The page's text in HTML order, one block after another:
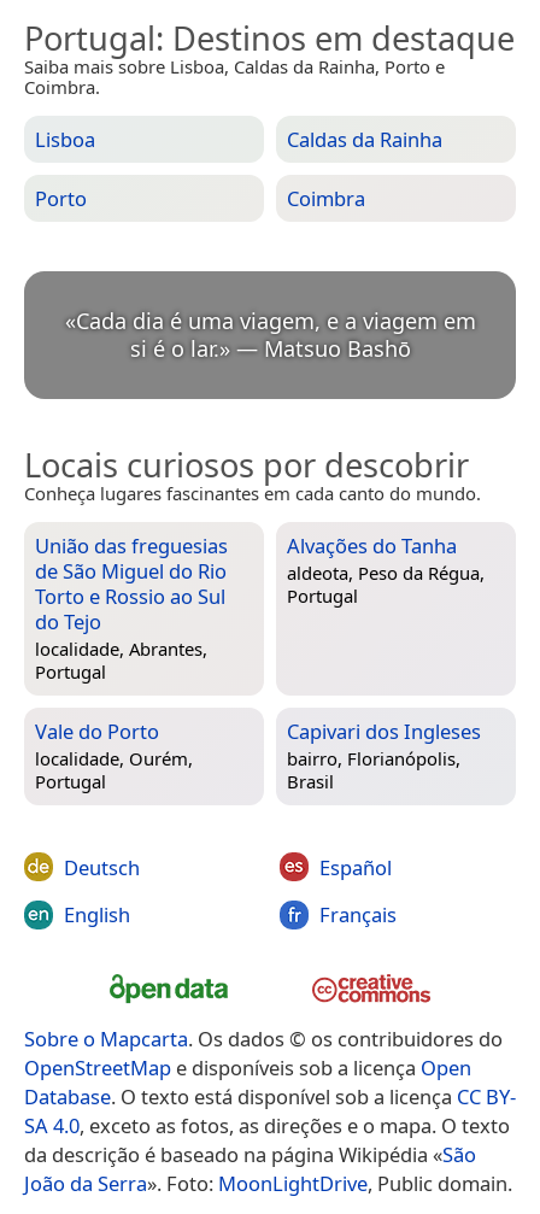
Portugal: Destinos em destaque
Saiba mais sobre Lisboa, Caldas da Rainha, Porto e
Coimbra.
Lisboa Caldas da Rainha
Porto Coimbra
«Cada dia é uma viagem, e a viagem em
si é o lar.» — Matsuo Bashō
Locais curiosos por descobrir
Conheça lugares fascinantes em cada canto do mundo.
União das freguesias
de São Miguel do Rio
Torto e Rossio ao Sul
do Tejo
localidade, Abrantes,
Portugal
Alvações do Tanha
aldeota, Peso da Régua,
Portugal
Vale do Porto
localidade, Ourém,
Portugal
Capivari dos Ingleses
bairro, Florianópolis,
Brasil
Deutsch
English
Español
Français
Sobre o Mapcarta. Os dados © os contribuidores do
OpenStreetMap e disponíveis sob a licença Open
Database. O texto está disponível sob a licença CC BY-
SA 4.0, exceto as fotos, as direções e o mapa. O texto
da descrição é baseado na página Wikipédia «São
João da Serra». Foto: MoonLightDrive, Public domain.